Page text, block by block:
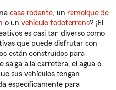
casa rodante, un remolque de
o un vehículo todoterreno? ¡El
es casi tan diverso como
que puede disfrutar con
están construidos para
salga a la carretera, el agua o
sus vehículos tengan
específicamente para